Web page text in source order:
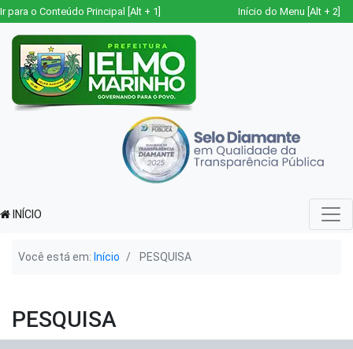
Ir para o Conteúdo Principal [Alt + 1] Início do Menu [Alt + 2]
INÍCIO
Você está em: Início PESQUISA
PESQUISA